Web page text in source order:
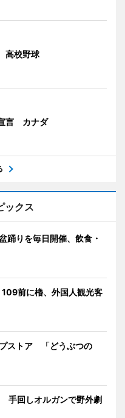
高校野球
言 カナダ
ックス
りを毎日開催、飲食・
前に櫓、外国人観光客
ストア 「どうぶつの
手回しオルガンで野外劇